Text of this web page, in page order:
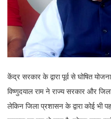
केंद्र सरकार के द्वारा पूर्व से घोषित
विष्णुदयाल राम ने राज्य सरकार और
लेकिन जिला प्रशासन के द्वारा कोई भी